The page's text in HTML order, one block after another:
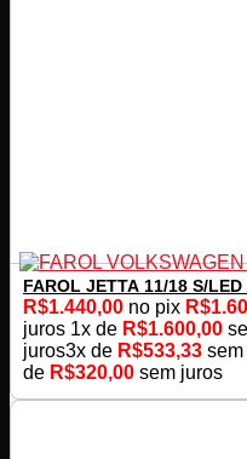
FAROL JETTA 11/18 S/LED
R$1.440,00 no pix R$
juros 1x de R$1.600,00
juros3x de R$533,33
de R$320,00 sem juros